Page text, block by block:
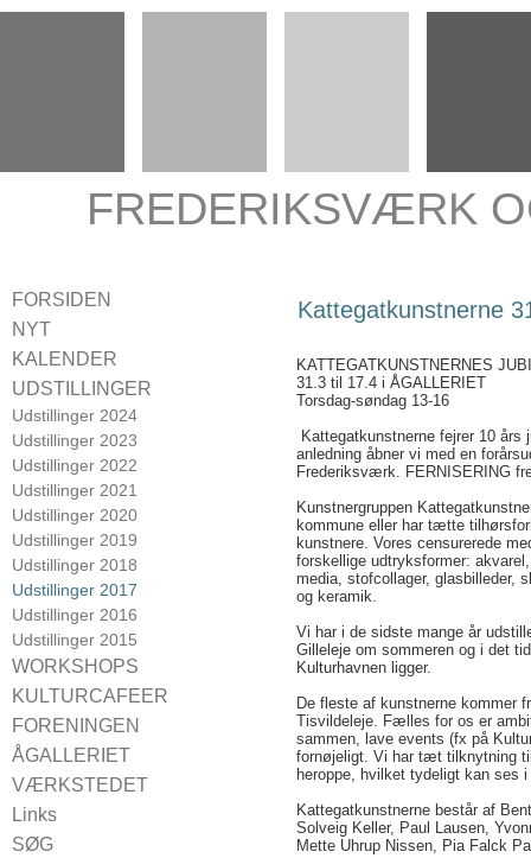
FORSIDEN
NYT
KALENDER
UDSTILLINGER
Udstillinger 2024
Udstillinger 2023
Udstillinger 2022
Udstillinger 2021
Udstillinger 2020
Udstillinger 2019
Udstillinger 2018
Udstillinger 2017
Udstillinger 2016
Udstillinger 2015
WORKSHOPS
CROQUIS
KULTURCAFEER
Kulturcaféer 2024
Kulturcaféer 2021
Kulturcaféer 2019
Kulturcaféer 2018
Kulturcaféer 2017
FORENINGEN
Bestyrelsen 2024
Vedtægter
Vagterne
ÅGALLERIET
For udstillere
VÆRKSTEDET
Booking
Links
SØG
FREDERIKSVÆRK
KATTEGATKUNSTNERNES
31.3 til 17.4 i ÅGALLERIET
Torsdag-søndag 13-16
Kattegatkunstnerne fejrer 10
anledning åbner vi med en
Frederiksværk. FERNISERING
Kunstnergruppen
kommune eller har tætte
kunstnere. Vores censurerede
forskellige udtryksformer:
media, stofcollager, glasbilleder,
og keramik.
Vi har i de sidste mange år
Gilleleje om sommeren og i det
Kulturhavnen ligger.
De fleste af kunstnerne kommer
Tisvildeleje. Fælles for os er
sammen, lave events (fx på
fornøjeligt. Vi har tæt tilknytning
heroppe, hvilket tydeligt kan ses
Kattegatkunstnerne består af
Solveig Keller, Paul Lausen,
Mette Uhrup Nissen, Pia Falck
Kattegatkunstnerne